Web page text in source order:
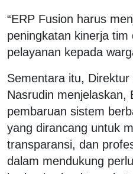
“ERP Fusion harus
peningkatan kinerja
pelayanan kepada
Sementara itu,
Nasrudin menjelaskan,
pembaruan sistem
yang dirancang untuk
transparansi, dan
dalam mendukung